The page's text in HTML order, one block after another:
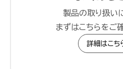
製品の取り扱い
まずはこちらをご
詳細はこち